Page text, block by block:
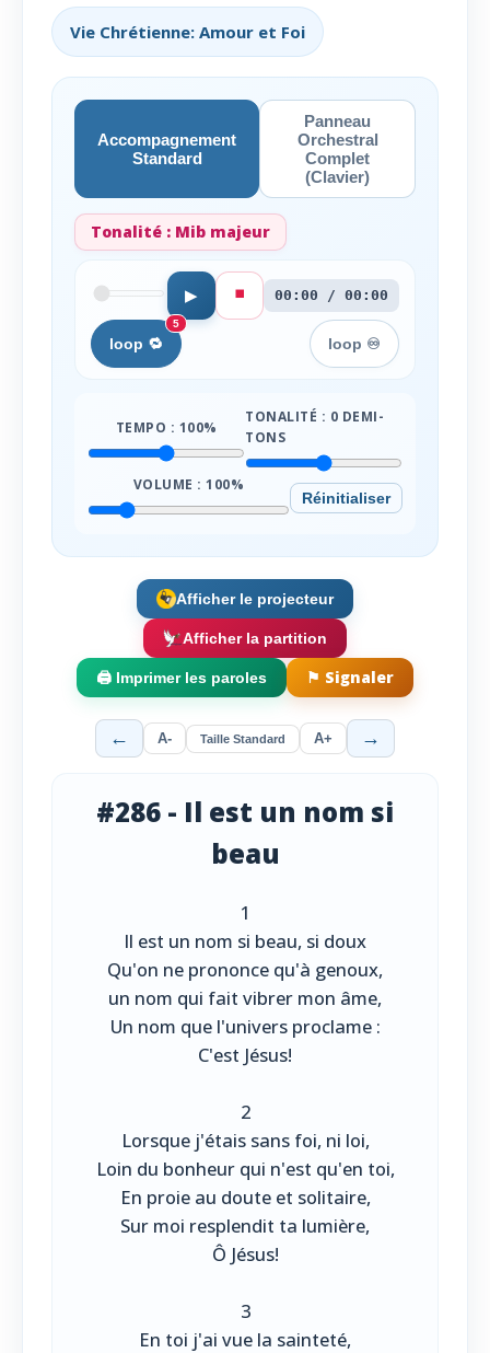
Vie Chrétienne: Amour et Foi
Accompagnement
Standard
Panneau
Orchestral
Complet
(Clavier)
Tonalité : Mib majeur
▶ ⏹️ 00:00 / 00:00
loop 🔁
5
loop ♾️
TEMPO : 100%
TONALITÉ : 0 DEMI-
TONS
VOLUME :100%
Réinitialiser
Afficher le projecteur
Afficher la partition
🖨️ Imprimer les paroles ⚑ Signaler
← A- Taille Standard A+ →
#286 - Il est un nom si
beau
1
Il est un nom si beau, si doux
Qu'on ne prononce qu'à genoux,
un nom qui fait vibrer mon âme,
Un nom que l'univers proclame :
C'est Jésus!
2
Lorsque j'étais sans foi, ni loi,
Loin du bonheur qui n'est qu'en toi,
En proie au doute et solitaire,
Sur moi resplendit ta lumière,
Ô Jésus!
3
En toi j'ai vue la sainteté,